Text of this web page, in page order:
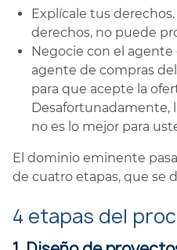
Explícale tus
derechos, no puede
Negocie con el agente
agente de compras
para que acepte la
Desafortunadamente,
no es lo mejor para
El dominio eminente
de cuatro etapas, que se
4 etapas del